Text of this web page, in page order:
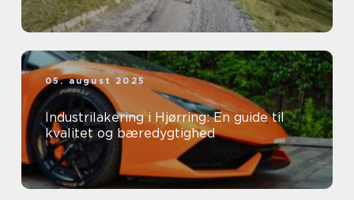
05. august 2025
Industrilakering i Hjørring: En guide til
kvalitet og bæredygtighed